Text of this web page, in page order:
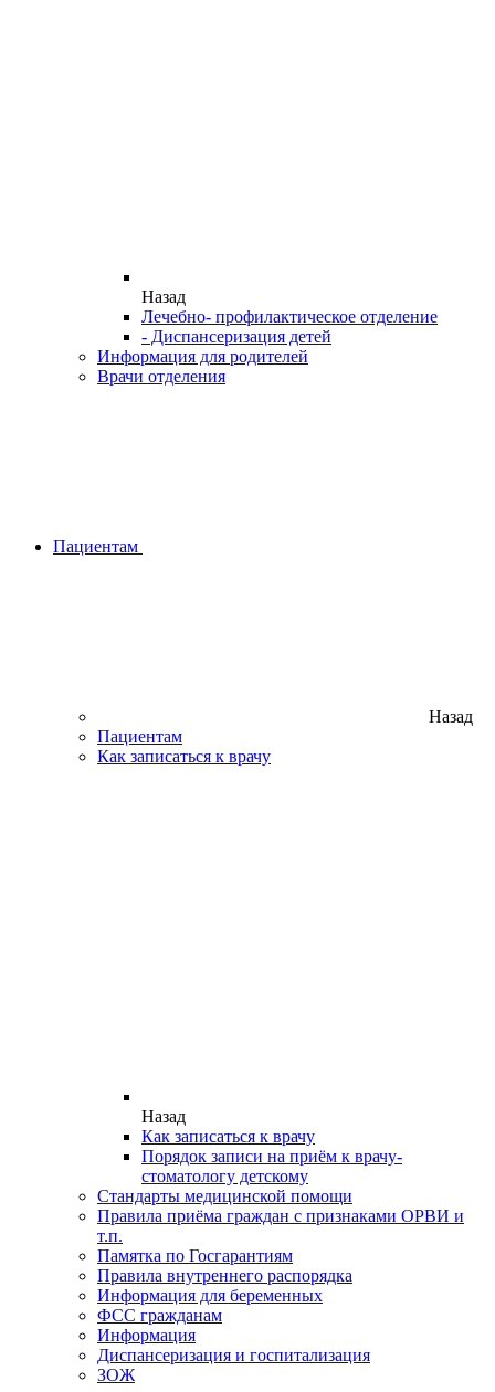
Назад
Лечебно- профилактическое отделение
- Диспансеризация детей
Информация для родителей
Врачи отделения
Пациентам
Назад
Пациентам
Как записаться к врачу
Назад
Как записаться к врачу
Порядок записи на приём к врачу-
стоматологу детскому
Стандарты медицинской помощи
Правила приёма граждан с признаками ОРВИ и
т.п.
Памятка по Госгарантиям
Правила внутреннего распорядка
Информация для беременных
ФСС гражданам
Информация
Диспансеризация и госпитализация
ЗОЖ